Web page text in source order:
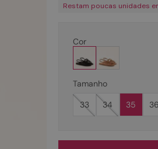
Restam poucas unidades
Cor
Tamanho
33
34 35 36